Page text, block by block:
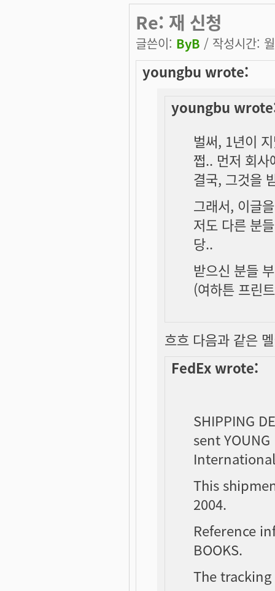
Re: 재 신청
글쓴이: ByB / 작성시간:
youngbu wrote:
youngbu
벌써, 1년이
쩝.. 먼저 회사
결국, 그것을
그래서, 이글
저도 다른 분
당..
받으신 분들
(여하튼 프린
흐흐 다음과 같은
FedEx wrote:
SHIPPING
sent
This
2004.
Reference
BOOKS.
The